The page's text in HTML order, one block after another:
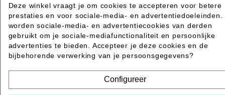
Deze winkel vraagt je om cookies te accepteren voor betere
prestaties en voor sociale-media- en advertentiedoeleinden.
worden sociale-media- en advertentiecookies van derden
gebruikt om je sociale-mediafunctionaliteit en persoonlijke
advertenties te bieden. Accepteer je deze cookies en de
bijbehorende verwerking van je persoonsgegevens?
Configureer